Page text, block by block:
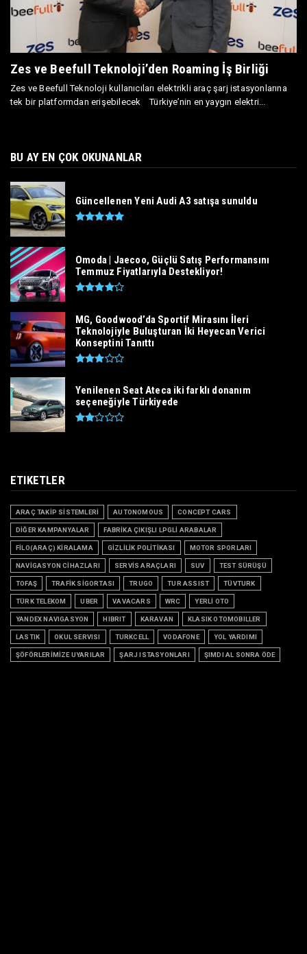
Zes ve Beefull Teknoloji’den Roaming İş Birliği
Zes ve Beefull Teknoloji kullanıcıları elektrikli araç şarj istasyonlarına
tek bir platformdan erişebilecek Türkiye’nin en yaygın elektri...
BU AY EN ÇOK OKUNANLAR
Güncellenen Yeni Audi A3 satışa sunuldu
Omoda | Jaecoo, Güçlü Satış Performansını
Temmuz Fiyatlarıyla Destekliyor!
MG, Goodwood’da Sportif Mirasını İleri
Teknolojiyle Buluşturan İki Heyecan Verici
Konseptini Tanıttı
Yenilenen Seat Ateca iki farklı donanım
seçeneğiyle Türkiyede
ETIKETLER
ARAÇ TAKİP SİSTEMLERİ AUTONOMOUS CONCEPT CARS
DİĞER KAMPANYALAR FABRİKA ÇIKIŞLI LPGLİ ARABALAR
FİLO(ARAÇ) KİRALAMA GİZLİLİK POLİTİKASI MOTOR SPORLARI
NAVİGASYON CİHAZLARI SERVİS ARAÇLARI SUV TEST SÜRÜŞÜ
TOFAŞ TRAFİK SİGORTASI TRUGO TUR ASSIST TÜVTURK
TÜRK TELEKOM UBER VAVACARS WRC YERLİ OTO
YANDEX NAVIGASYON HIBRIT KARAVAN KLASIK OTOMOBILLER
LASTIK OKUL SERVISI TURKCELL VODAFONE YOL YARDIMI
ŞÖFÖRLERİMİZE UYARILAR ŞARJ ISTASYONLARI ŞIMDI AL SONRA ÖDE